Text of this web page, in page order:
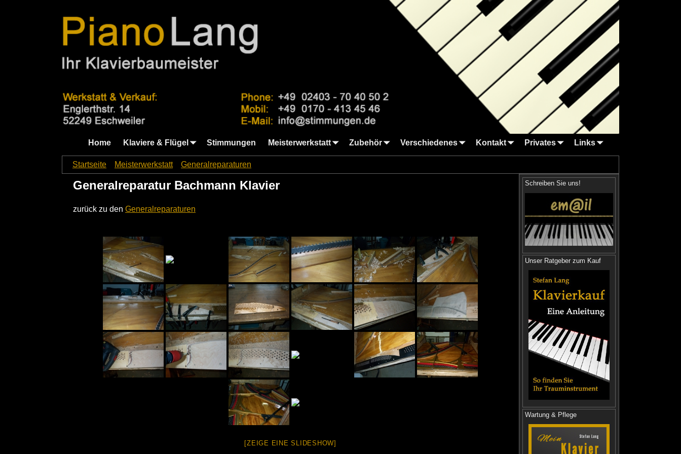
Home Klaviere & Flügel Stimmungen Meisterwerkstatt Zubehör Verschiedenes Kontakt Privates Links
Startseite Meisterwerkstatt→ Generalreparaturen
Generalreparatur Bachmann Klavier
zurück zu den Generalreparaturen
[ZEIGE EINE SLIDESHOW]
Schreiben Sie uns!
Unser Ratgeber zum Kauf
Wartung & Pflege